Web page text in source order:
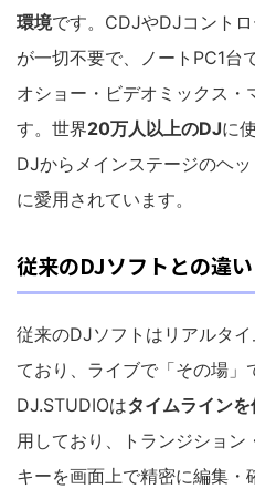
環境です。CDJやDJコント
が一切不要で、ノートPC1台
オショー・ビデオミックス・
す。世界20万人以上のDJに
DJからメインステージのヘ
に愛用されています。
従来のDJソフトとの違い
従来のDJソフトはリアルタ
ており、ライブで「その場」
DJ.STUDIOはタイムラインを
用しており、トランジション
キーを画面上で精密に編集